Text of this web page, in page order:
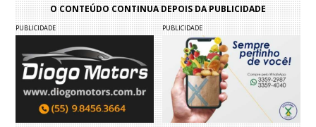
O CONTEÚDO CONTINUA DEPOIS DA PUBLICIDADE
PUBLICIDADE PUBLICIDADE